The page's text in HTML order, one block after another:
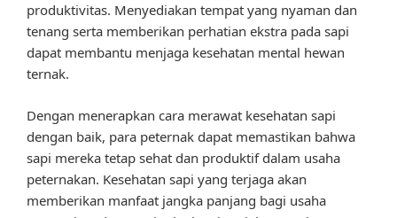
produktivitas. Menyediakan tempat yang nyaman dan
tenang serta memberikan perhatian ekstra pada sapi
dapat membantu menjaga kesehatan mental hewan
ternak.
Dengan menerapkan cara merawat kesehatan sapi
dengan baik, para peternak dapat memastikan bahwa
sapi mereka tetap sehat dan produktif dalam usaha
peternakan. Kesehatan sapi yang terjaga akan
memberikan manfaat jangka panjang bagi usaha